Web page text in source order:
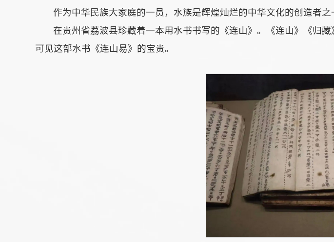
作为中华民族大家庭的一员，水族是辉煌灿烂的中华文化的创造
在贵州省荔波县珍藏着一本用水书书写的《连山》。《连山》《归
可见这部水书《连山易》的宝贵。